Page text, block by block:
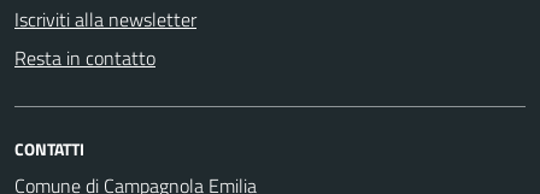
Iscriviti alla newsletter
Resta in contatto
CONTATTI
Comune di Campagnola Emilia